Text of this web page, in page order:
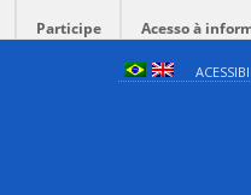
Participe Acesso à